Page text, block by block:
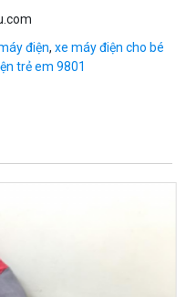
điện, xe máy điện cho bé
trẻ em 9801